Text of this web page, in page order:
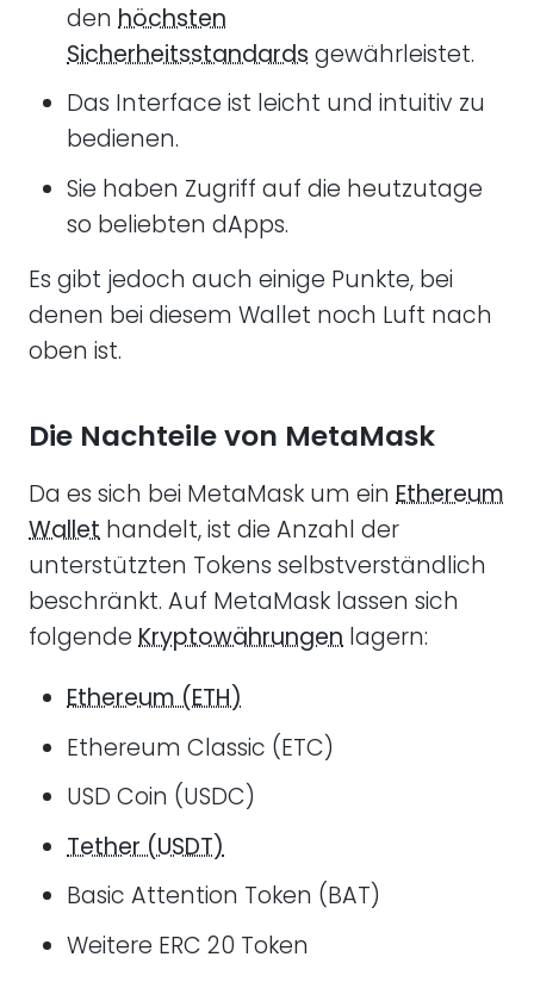
den höchsten
Sicherheitsstandards gewährleistet.
Das Interface ist leicht und intuitiv zu
bedienen.
Sie haben Zugriff auf die heutzutage
so beliebten dApps.
Es gibt jedoch auch einige Punkte, bei
denen bei diesem Wallet noch Luft nach
oben ist.
Die Nachteile von MetaMask
Da es sich bei MetaMask um ein Ethereum
Wallet handelt, ist die Anzahl der
unterstützten Tokens selbstverständlich
beschränkt. Auf MetaMask lassen sich
folgende Kryptowährungen lagern:
Ethereum (ETH)
Ethereum Classic (ETC)
USD Coin (USDC)
Tether (USDT)
Basic Attention Token (BAT)
Weitere ERC 20 Token